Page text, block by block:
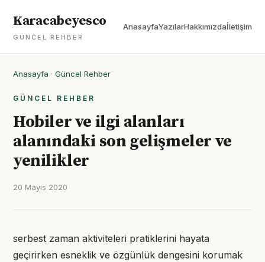
Karacabeyesco
GÜNCEL REHBER
AnasayfaYazılarHakkımızdaİletişim
Anasayfa · Güncel Rehber
GÜNCEL REHBER
Hobiler ve ilgi alanları
alanındaki son gelişmeler ve
yenilikler
20 Mayıs 2020
serbest zaman aktiviteleri pratiklerini hayata
geçirirken esneklik ve özgünlük dengesini korumak